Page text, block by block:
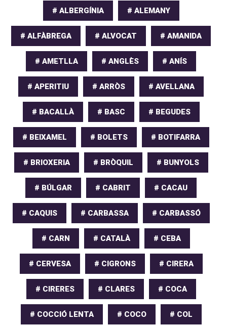
# ALBERGÍNIA # ALEMANY
# ALFÀBREGA # ALVOCAT # AMANIDA
# AMETLLA # ANGLÈS # ANÍS
# APERITIU # ARRÒS # AVELLANA
# BACALLÀ # BASC # BEGUDES
# BEIXAMEL # BOLETS # BOTIFARRA
# BRIOXERIA # BRÒQUIL # BUNYOLS
# BÚLGAR # CABRIT # CACAU
# CAQUIS # CARBASSA # CARBASSÓ
# CARN # CATALÀ # CEBA
# CERVESA # CIGRONS # CIRERA
# CIRERES # CLARES # COCA
# COCCIÓ LENTA # COCO # COL